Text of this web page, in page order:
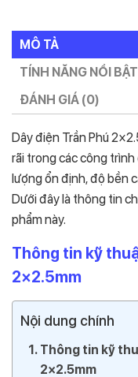
MÔ TẢ
TÍNH NĂNG NỔI BẬT
ĐÁNH GIÁ (0)
Dây điện Trần Phú
rãi trong các công
lượng ổn định, độ bền
Dưới đây là thông tin
phẩm này.
Thông tin kỹ
2×2.5mm
Nội dung chính
Thông tin kỹ
2×2.5mm